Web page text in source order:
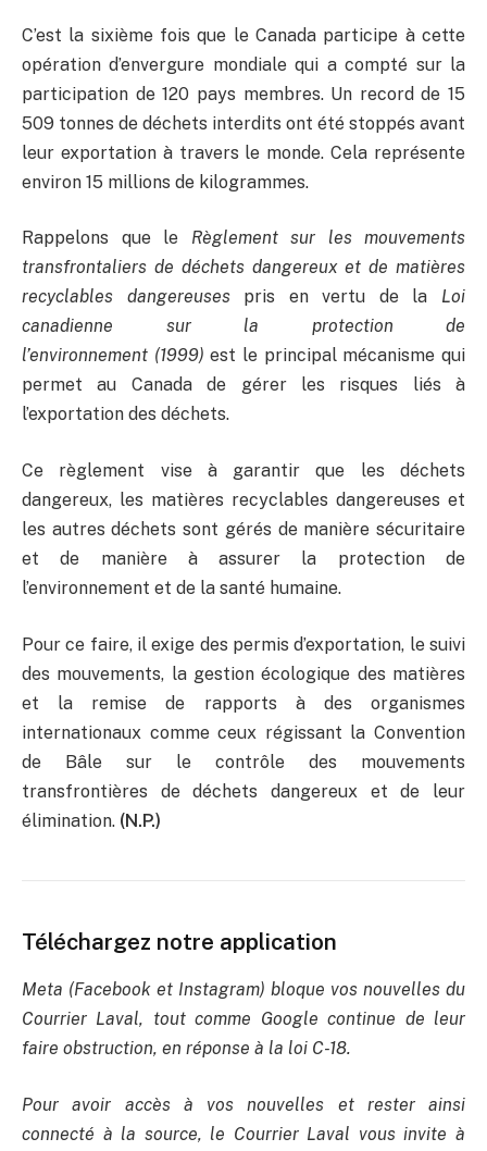
C’est la sixième fois que le Canada participe à cette
opération d’envergure mondiale qui a compté sur la
participation de 120 pays membres. Un record de 15
509 tonnes de déchets interdits ont été stoppés avant
leur exportation à travers le monde. Cela représente
environ 15 millions de kilogrammes.
Rappelons que le Règlement sur les mouvements
transfrontaliers de déchets dangereux et de matières
recyclables dangereuses pris en vertu de la Loi
canadienne sur la protection de
l’environnement (1999) est le principal mécanisme qui
permet au Canada de gérer les risques liés à
l’exportation des déchets.
Ce règlement vise à garantir que les déchets
dangereux, les matières recyclables dangereuses et
les autres déchets sont gérés de manière sécuritaire
et de manière à assurer la protection de
l’environnement et de la santé humaine.
Pour ce faire, il exige des permis d’exportation, le suivi
des mouvements, la gestion écologique des matières
et la remise de rapports à des organismes
internationaux comme ceux régissant la Convention
de Bâle sur le contrôle des mouvements
transfrontières de déchets dangereux et de leur
élimination. (N.P.)
Téléchargez notre application
Meta (Facebook et Instagram) bloque vos nouvelles du
Courrier Laval, tout comme Google continue de leur
faire obstruction, en réponse à la loi C-18.
Pour avoir accès à vos nouvelles et rester ainsi
connecté à la source, le Courrier Laval vous invite à